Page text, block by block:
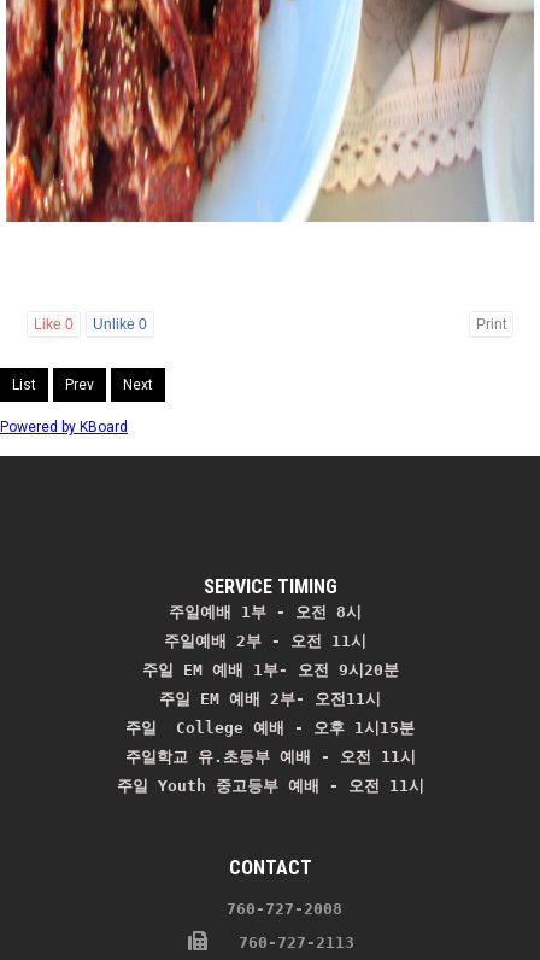
Like 0 Unlike 0 Print
List Prev Next
Powered by KBoard
SERVICE TIMING
주일예배 1부 - 오전 8시
주일예배 2부 - 오전 11시
주일 EM 예배 1부- 오전 9시20분
주일 EM 예배 2부- 오전11시
주일  College 예배 - 오후 1시15분
주일학교 유.초등부 예배 - 오전 11시
주일 Youth 중고등부 예배 - 오전 11시
CONTACT
760-727-2008
760-727-2113